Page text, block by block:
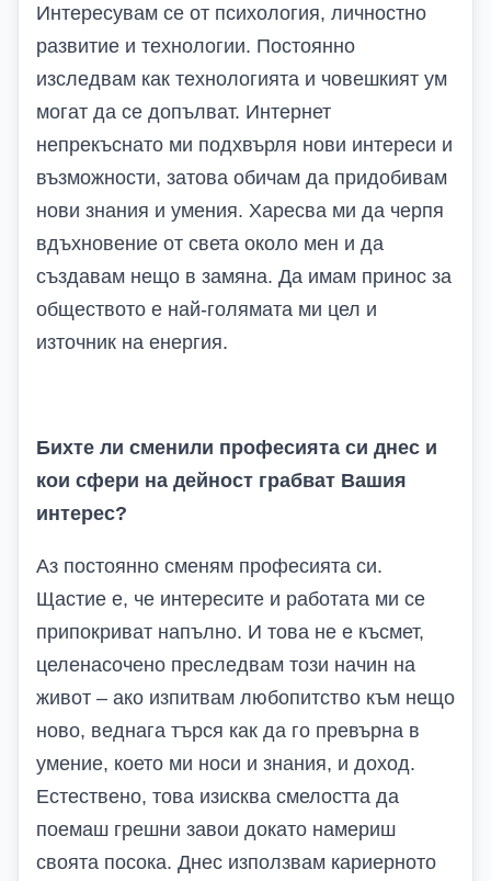
Интересувам се от психология, личностно
развитие и технологии. Постоянно
изследвам как технологията и човешкият ум
могат да се допълват. Интернет
непрекъснато ми подхвърля нови интереси и
възможности, затова обичам да придобивам
нови знания и умения. Харесва ми да черпя
вдъхновение от света около мен и да
създавам нещо в замяна. Да имам принос за
обществото е най-голямата ми цел и
източник на енергия.
Бихте ли сменили професията си днес и
кои сфери на дейност грабват Вашия
интерес?
Аз постоянно сменям професията си.
Щастие е, че интересите и работата ми се
припокриват напълно. И това не е късмет,
целенасочено преследвам този начин на
живот – ако изпитвам любопитство към нещо
ново, веднага търся как да го превърна в
умение, което ми носи и знания, и доход.
Естествено, това изисква смелостта да
поемаш грешни завои докато намериш
своята посока. Днес използвам кариерното